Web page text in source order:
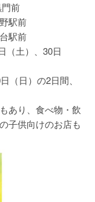
前
駅前
駅前
（土）、30日
（日）の2日間、
あり、食べ物・飲
子供向けのお店も